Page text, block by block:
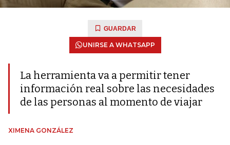
GUARDAR
UNIRSE A WHATSAPP
La herramienta va a permitir tener
información real sobre las necesidades
de las personas al momento de viajar
XIMENA GONZÁLEZ